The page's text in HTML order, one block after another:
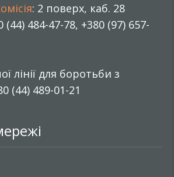
: 2 поверх, каб. 28
484-47-78, +380 (97) 657-
лінії для боротьби з
(44) 489-01-21